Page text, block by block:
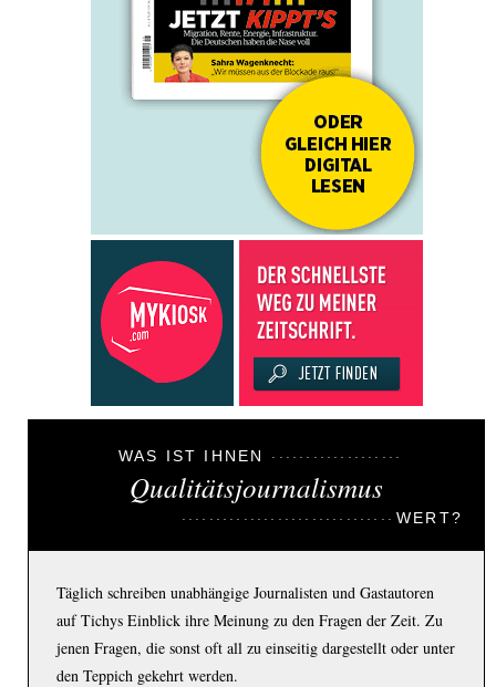
WAS IST IHNEN
Qualitätsjournalismus
WERT?
Täglich schreiben unabhängige Journalisten und Gastautoren
auf Tichys Einblick ihre Meinung zu den Fragen der Zeit. Zu
jenen Fragen, die sonst oft all zu einseitig dargestellt oder unter
den Teppich gekehrt werden.